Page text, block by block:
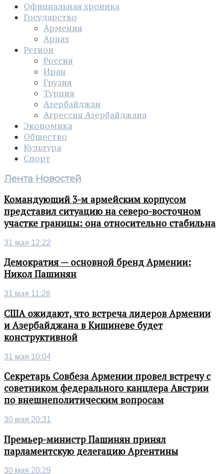
Официальная хроника
Государство
Армения
Арцах
Регион
Россия
Иран
Грузия
Турция
Азербайджан
Агрессия Азербайджана
Экономика
Общество
Культура
Спорт
Лента Новостей
Командующий 3-м армейским корпусом
представил ситуацию на северо-восточном
участке границы: она относительно стабильна
31 мая 12:22
Демократия — основной бренд Армении:
Никол Пашинян
31 мая 11:26
США ожидают, что встреча лидеров Армении
и Азербайджана в Кишиневе будет
конструктивной
31 мая 10:04
Секретарь Совбеза Армении провел встречу с
советником федерального канцлера Австрии
по внешнеполитическим вопросам
30 мая 20:31
Премьер-министр Пашинян принял
парламентскую делегацию Аргентины
30 мая 20:29